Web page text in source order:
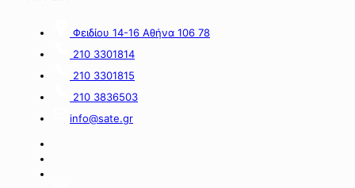
εκατ.
πόρους
Πράσινου
Ταμείου».
myBusinessSupport
ειδικού
στήριξης
Φειδίου 14-16 Αθήνα 106 78
210 3301814
210 3301815
210 3836503
info@sate.gr